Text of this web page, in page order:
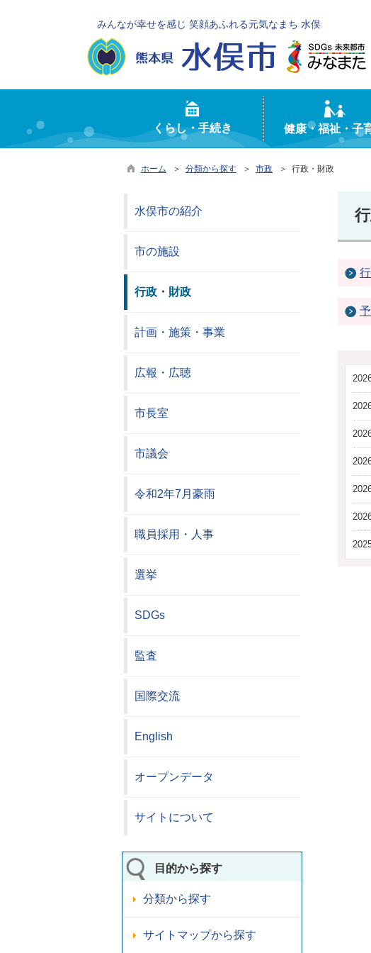
みんなが幸せを感じ 笑顔あふれる元気なまち 水俣
くらし・手続き 健康・福祉・子
ホーム ＞ 分類から探す ＞ 市政 ＞ 行政・財政
水俣市の紹介
市の施設
行政・財政
計画・施策・事業
広報・広聴
市長室
市議会
令和2年7月豪雨
職員採用・人事
選挙
SDGs
監査
国際交流
English
オープンデータ
サイトについて
目的から探す
分類から探す
サイトマップから探す